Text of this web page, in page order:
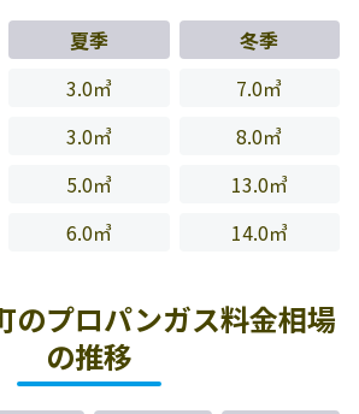
夏季
冬季
3.0㎥
7.0㎥
3.0㎥
8.0㎥
5.0㎥
13.0㎥
6.0㎥ 14.0㎥
のプロパンガス料金相場
の推移